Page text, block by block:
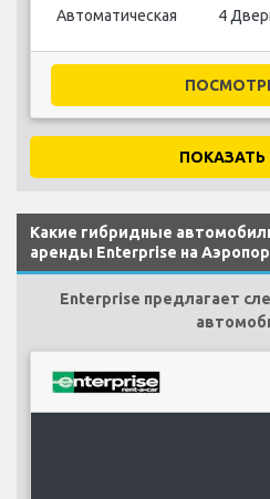
Автоматическая 4
Какие гибридные
аренды Enterprise на
Enterprise предлагает